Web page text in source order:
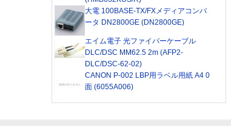
大電 100BASE-TX/FXメディアコンバ
ータ DN2800GE (DN2800GE)
エイム電子 光ファイバーケーブル
DLC/DSC MM62.5 2m (AFP2-
DLC/DSC-62-02)
CANON P-002 LBP用ラベル用紙 A4 0
面 (6055A006)